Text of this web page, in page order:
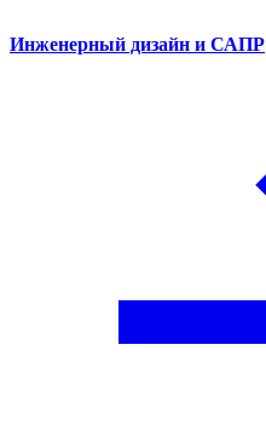
Инженерный дизайн и САПР